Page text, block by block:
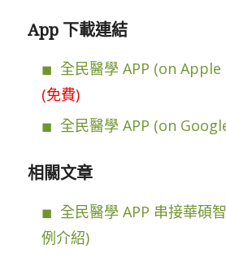
App 下載連結
全民醫學 APP (on
(免費)
全民醫學 APP (on
相關文章
全民醫學 APP 串接華碩
例介紹)